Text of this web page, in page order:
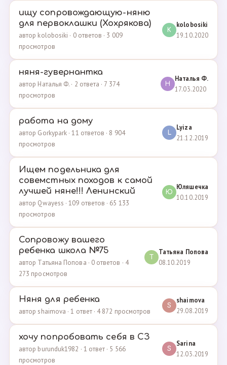
ищу сопровождающую-няню
для первоклашки (Хохрякова)
автор kolobosiki · 0 ответов · 3 009
просмотров
K
kolobosiki
19.10.2020
няня-гувернантка
автор Наталья Ф. · 2 ответа · 7 374
просмотров
Н
Наталья Ф.
17.03.2020
работа на дому
автор Gorkypark · 11 ответов · 8 904
просмотров
L
Lyiza
21.12.2019
Ищем подельника для
совемстных походов к самой
лучшей няне!!! Ленинский
автор Qwayess · 109 ответов · 65 133
просмотров
Ю
Юляшечка
10.10.2019
Сопровожу вашего
ребенка школа №75
автор Татьяна Попова · 0 ответов · 4
273 просмотров
Т
Татьяна Попова
08.10.2019
Няня для ребенка
автор shaimova · 1 ответ · 4 872 просмотров
S
shaimova
29.08.2019
хочу попробовать себя в СЗ
автор burunduk1982 · 1 ответ · 5 566
просмотров
S
Sarina
12.03.2019